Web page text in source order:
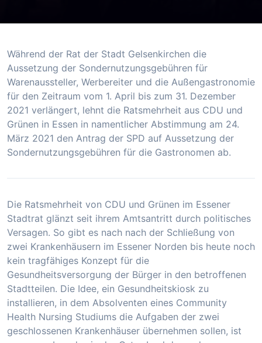
Während der Rat der Stadt Gelsenkirchen die
Aussetzung der Sondernutzungsgebühren für
Warenaussteller, Werbereiter und die Außengastronomie
für den Zeitraum vom 1. April bis zum 31. Dezember
2021 verlängert, lehnt die Ratsmehrheit aus CDU und
Grünen in Essen in namentlicher Abstimmung am 24.
März 2021 den Antrag der SPD auf Aussetzung der
Sondernutzungsgebühren für die Gastronomen ab.
Die Ratsmehrheit von CDU und Grünen im Essener
Stadtrat glänzt seit ihrem Amtsantritt durch politisches
Versagen. So gibt es nach nach der Schließung von
zwei Krankenhäusern im Essener Norden bis heute noch
kein tragfähiges Konzept für die
Gesundheitsversorgung der Bürger in den betroffenen
Stadtteilen. Die Idee, ein Gesundheitskiosk zu
installieren, in dem Absolventen eines Community
Health Nursing Studiums die Aufgaben der zwei
geschlossenen Krankenhäuser übernehmen sollen, ist